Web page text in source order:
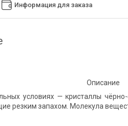
Информация для заказа
Описание
условиях — кристаллы
резким запахом. Молекула